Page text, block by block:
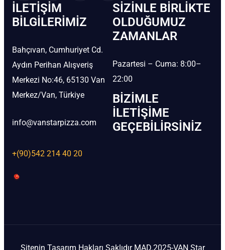
İLETIŞIM
BİLGILERIMIZ
Bahçıvan, Cumhuriyet Cd.
Aydın Perihan Alışveriş
Merkezi No:46, 65130 Van
Merkez/Van, Türkiye
info@vanstarpizza.com
+(90)542 214 40 20
SIZINLE BIRLIKTE
OLDUĞUMUZ
ZAMANLAR
Pazartesi – Cuma: 8:00–
22:00
BIZIMLE
İLETIŞIME
GEÇEBILIRSINIZ
Sitenin Tasarım Hakları Saklıdır MAD.2025-VAN Star